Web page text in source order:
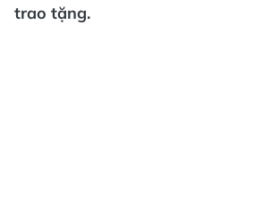
trao tặng.